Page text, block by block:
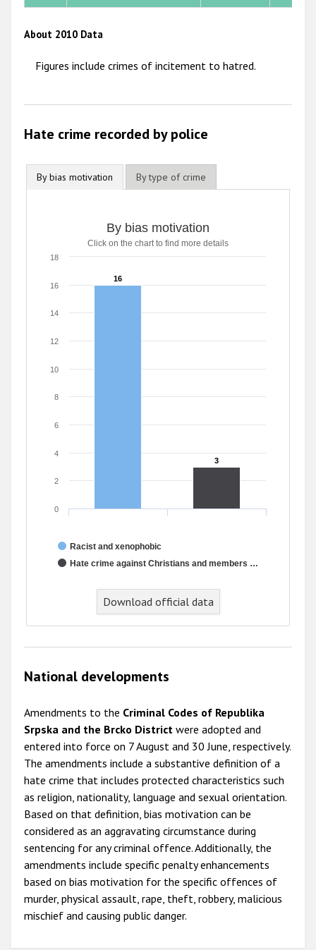
About 2010 Data
Figures include crimes of incitement to hatred.
Hate crime recorded by police
By bias motivation By type of crime
By bias motivation
Click on the chart to find more details
16
16
3
3
Racist and xenophobic
Hate crime against Christians and members …
0
2
4
6
8
10
12
14
16
18
Download official data
National developments
Amendments to the Criminal Codes of Republika
Srpska and the Brcko District were adopted and
entered into force on 7 August and 30 June, respectively.
The amendments include a substantive definition of a
hate crime that includes protected characteristics such
as religion, nationality, language and sexual orientation.
Based on that definition, bias motivation can be
considered as an aggravating circumstance during
sentencing for any criminal offence. Additionally, the
amendments include specific penalty enhancements
based on bias motivation for the specific offences of
murder, physical assault, rape, theft, robbery, malicious
mischief and causing public danger.